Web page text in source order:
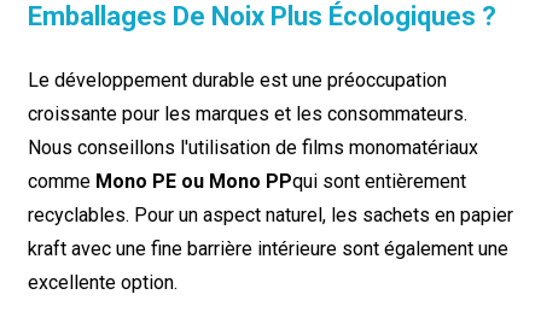
Emballages De Noix Plus Écologiques ?
Le développement durable est une préoccupation
croissante pour les marques et les consommateurs.
Nous conseillons l'utilisation de films monomatériaux
comme Mono PE ou Mono PPqui sont entièrement
recyclables. Pour un aspect naturel, les sachets en papier
kraft avec une fine barrière intérieure sont également une
excellente option.